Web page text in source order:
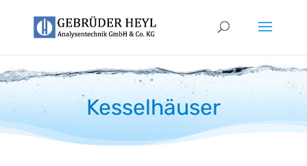
Kesselhäuser